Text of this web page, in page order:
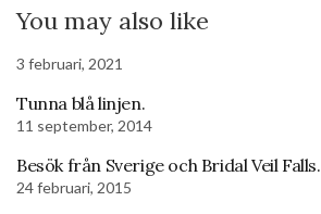
You may also like
3 februari, 2021
Tunna blå linjen.
11 september, 2014
Besök från Sverige och Bridal Veil Falls.
24 februari, 2015